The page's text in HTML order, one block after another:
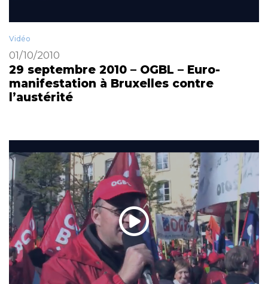
Vidéo
01/10/2010
29 septembre 2010 – OGBL – Euro-
manifestation à Bruxelles contre
l’austérité